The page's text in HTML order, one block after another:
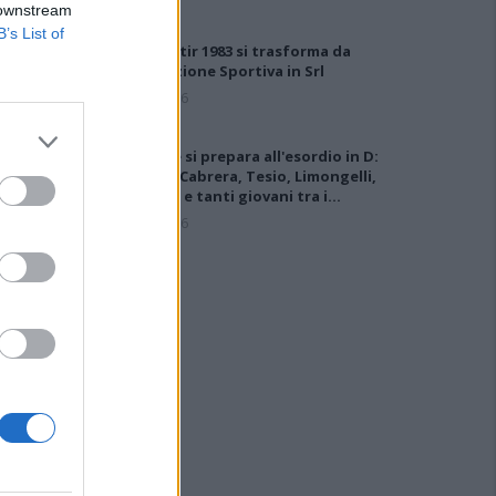
List of
Il Monastir 1983 si trasforma da
Associazione Sportiva in Srl
7 Ago 2026
L'Ossese si prepara all'esordio in D:
Forzati, Cabrera, Tesio, Limongelli,
Bolzicco e tanti giovani tra i…
7 Ago 2026